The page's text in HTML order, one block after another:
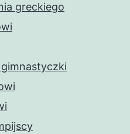
greckiego